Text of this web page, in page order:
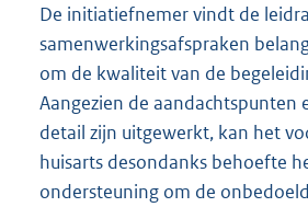
De initiatiefnemer vindt de
samenwerkingsafspraken
om de kwaliteit van de
Aangezien de aandachtspunten
detail zijn uitgewerkt, kan het
huisarts desondanks behoefte
ondersteuning om de